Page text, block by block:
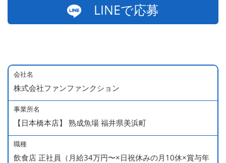
LINEで応募
会社名
株式会社ファンファンクション
事業所名
【日本橋本店】 熟成魚場 福井県美浜町
職種
飲食店 正社員（月給34万円〜×日祝休みの月10休×賞与年